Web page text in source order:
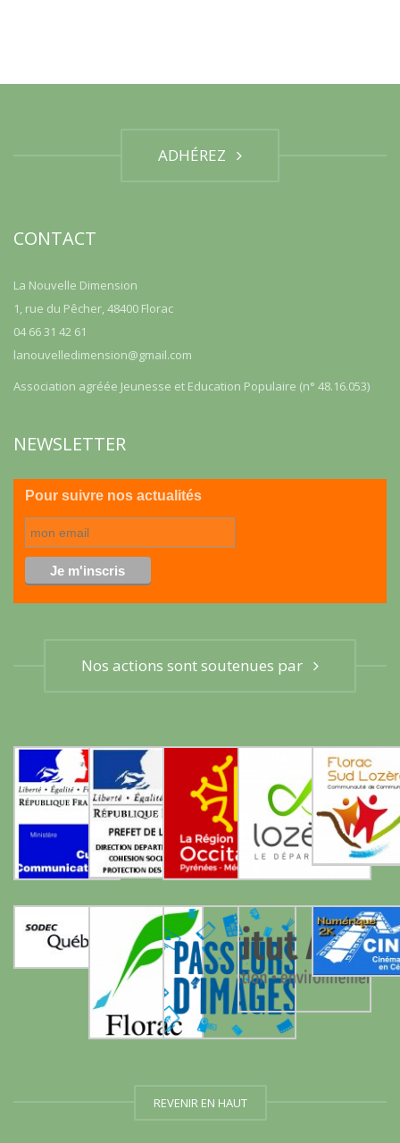
ADHÉREZ
CONTACT
La Nouvelle Dimension
1, rue du Pêcher, 48400 Florac
04 66 31 42 61
lanouvelledimension@gmail.com
Association agréée Jeunesse et Education Populaire (n° 48.16.053)
NEWSLETTER
Pour suivre nos actualités
Nos actions sont soutenues par
REVENIR EN HAUT